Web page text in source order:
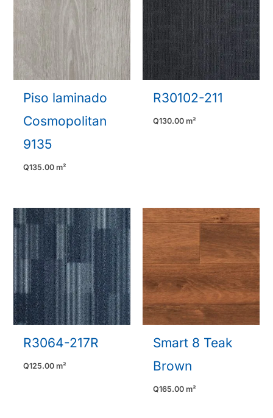
Piso laminado
Cosmopolitan
9135
Q135.00 m²
R30102-211
Q130.00m²
R3064-217R
Q125.00 m²
Smart 8 Teak
Brown
Q165.00m²